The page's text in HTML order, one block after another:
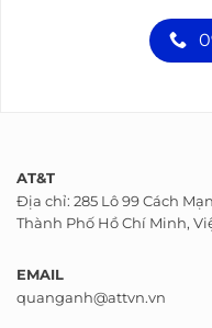
AT&T
Địa chỉ: 285 Lô 99 Cách
Thành Phố Hồ Chí Minh,
EMAIL
quanganh@attvn.vn